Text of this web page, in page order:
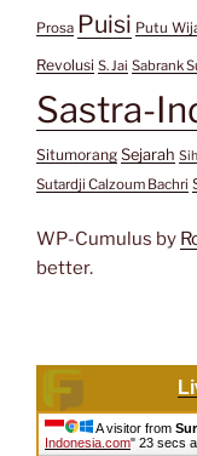
Prosa Puisi Putu
Revolusi S. Jai Sabrank
Sastra-
Situmorang Sejarah
Sutardji Calzoum Bachri
WP-Cumulus by
better.
A visitor from
Indonesia.com" 24 secs